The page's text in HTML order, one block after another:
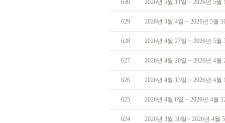
630 2026년 5월 11일 ~ 2026년 5월
629 2026년 5월 4일 ~ 2026년 5월
628 2026년 4월 27일 ~ 2026년 5월
627 2026년 4월 20일 ~ 2026년 4월
626 2026년 4월 13일 ~ 2026년 4월
625 2026년 4월 6일 ~ 2026년 4월
624 2026년 3월 30일~ 2026년 4월